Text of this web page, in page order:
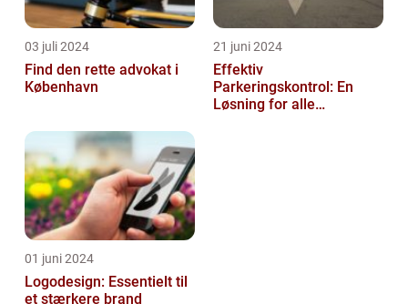
03 juli 2024
Find den rette advokat i
København
21 juni 2024
Effektiv
Parkeringskontrol: En
Løsning for alle
01 juni 2024
Logodesign: Essentielt til
et stærkere brand